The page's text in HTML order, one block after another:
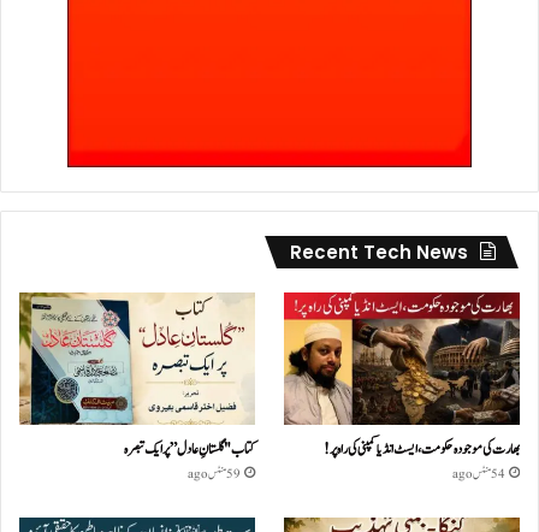
Recent Tech News
بھارت کی موجودہ حکومت،ایسٹ انڈیا کمپنی کی راہ پر!
54 منٹس ago
کتاب "گلستانِ عادل” پر ایک تبصرہ
59 منٹس ago